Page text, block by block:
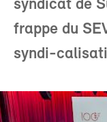
syndicat de
frappe du
syndi-